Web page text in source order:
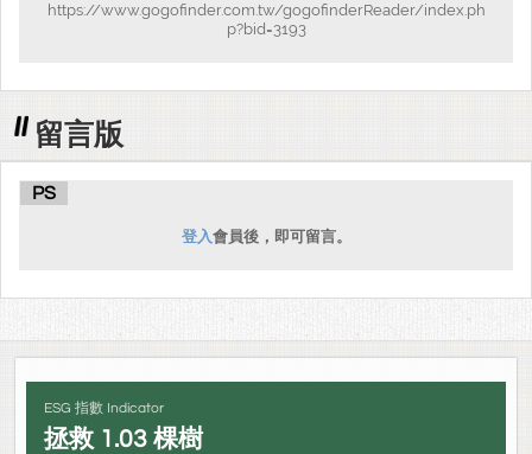
https://www.gogofinder.com.tw/gogofinderReader/index.ph
p?bid=3193
留言版
PS
登入會員後，即可留言。
ESG 指數 Indicator
拯救 1.03 棵樹